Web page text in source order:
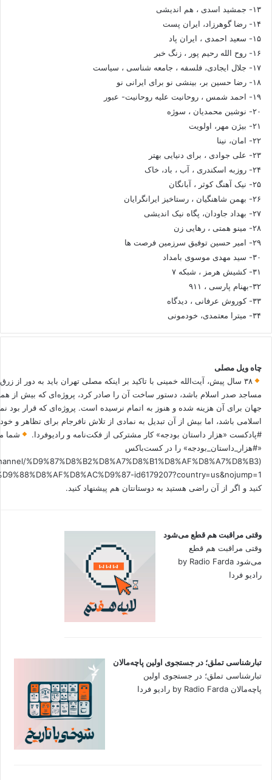
۱۳- جمشید اسدی ، هم اندیشی
۱۴- رضا گوهرزاد، ایران پست
۱۵- سعید احمدی ، ایران پاد
۱۶- روح الله رحیم پور ، زنگ خبر
۱۷- جلال ایجادی، فلسفه ، جامعه شناسی ، سیاست
۱۸- رضا حسین بر، بینشی نو برای ایرانی نو
۱۹- احمد شمس ، روحانیت علیه روحانیت- عبور
۲۰- نوشین محمدیان ، سوژه
۲۱- بیژن مهر، اولویت
۲۲- امان، نینا
۲۳- علی جوادی ، برای دنیایی بهتر
۲۴- روزبه اسکندری ، آب ، باد، خاک
۲۵- نیک آهنگ کوثر ، آبانگان
۲۶- بهمن شاهنگیان ، رستاخیز ایرانگرایان
۲۷- بهداد جاودان، پگاه نیک اندیشی
۲۸- مینو همتی ، رهایی زن
۲۹- امیر حسین توفیق سرزمین فرصت ها
۳۰- سید مهدی موسوی بامداد
۳۱- کشیش هرمز ، شبکه ۷
۳۲-بهنام پارسی ، ۹۱۱
۳۳- کوروش عرفانی ، دیدگاه
۳۴- میترا معتمدی، خودمونی
چاه ویل مصلی
۳۸ سال پیش، آیت‌الله خمینی با تاکید بر اینکه مصلی تهران باید به دور از
مساجد صدر اسلام باشد، دستور ساخت آن را صادر کرد، پروژه‌ای که بیش از
جهان برای آن هزینه شده و هنوز به اتمام نرسیده است. پروژه‌ای که قرار بود
اسلامی باشد، اما بیش از آن تبدیل به نمادی از تلاش نافرجام برای تظاهر و
#پادکست «هزار داستان بودجه» کار مشترکی از فکت‌نامه و رادیوفردا.
شما
«#هزار_داستان_بودجه» را در کست‌باکس
%D9%87%D8%B2%D8%A7%D8%B1%D8%AF%D8%A7%D8%B3
کنید و اگر از آن راضی هستید به دوستانتان هم پیشنهاد کنید.
وقتی مراقبت هم قطع می‌شود
وقتی مراقبت هم قطع
می‌شود by Radio Farda
رادیو فردا
تبارشناسی تملق؛ در جستجوی اولین‌ پاچه‌مالان
تبارشناسی تملق؛ در جستجوی اولین‌
پاچه‌مالان by Radio Farda رادیو فردا